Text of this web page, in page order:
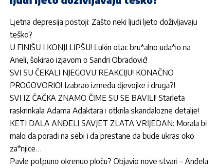
Ljetna depresija postoji: Zašto neki ljudi ljeto doživljavaju
teško?
U FINIŠU I KONJI LIPŠU! Lukin otac bru*alno uda*io na
Aneli, šokirao izjavom o Sandri Obradović!
SVI SU ČEKALI NJEGOVU REAKCIJU! KONAČNO
PROGOVORIO! Izabrao između djevojke i druga?!
SVI IZ ČAČKA ZNAMO ČIME SU SE BAVILI! Starleta
raskrinkala Adama Adaktara i otkrila skandalozne detalje!
KETI DALA ANĐELI SAVJET ZLATA VRIJEDAN: Morala bi
malo da poradi na sebi i da prestane da bude ukras oko
za*njice…
Pavle potpuno okrenuo ploču? Objavio nove stvari – Anđela